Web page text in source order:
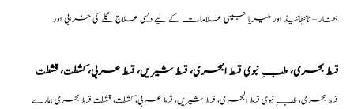
بخار – ٹائیفائیڈ اور ملیریا جیسی علامات کے لیے دیسی علاج گلے کی خرابی اور
قسط بحری، طبِ نبوی قسط البحری، قسط شیریں، قسط عربی، كشطت، قشطت
قسط بحری، طبِ نبوی قسط البحری، قسط شیریں، قسط عربی، كشطت، قشطت قسط بحری ہمارے